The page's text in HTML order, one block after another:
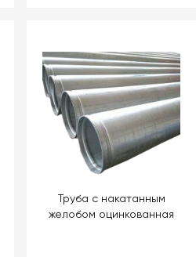
Труба с накатанным
желобом оцинкованная